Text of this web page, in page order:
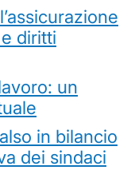
diritti
un
in bilancio
dei sindaci